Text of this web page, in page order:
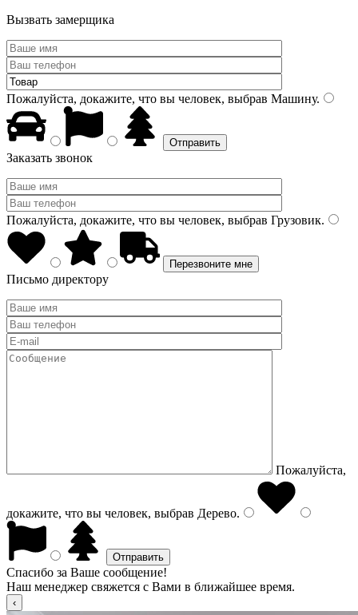
Вызвать замерщика
Пожалуйста, докажите, что вы человек, выбрав Машину.
Заказать звонок
Пожалуйста, докажите, что вы человек, выбрав Грузовик.
Письмо директору
Пожалуйста,
докажите, что вы человек, выбрав Дерево.
Спасибо за Ваше сообщение!
Наш менеджер свяжется с Вами в ближайшее время.